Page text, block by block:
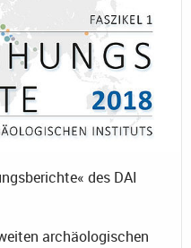
des DAI
archäologischen